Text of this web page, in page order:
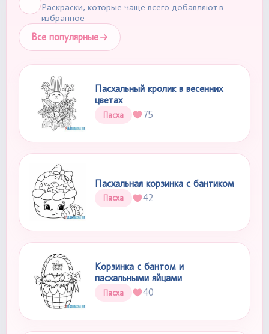
Раскраски, которые чаще всего добавляют в
избранное
Все популярные
Пасхальный кролик в весенних
цветах
Пасха 75
Пасхальная корзинка с бантиком
Пасха 42
Корзинка с бантом и
пасхальными яйцами
Пасха 40